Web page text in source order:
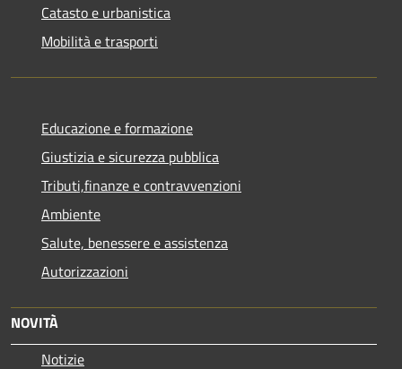
Catasto e urbanistica
Mobilità e trasporti
Educazione e formazione
Giustizia e sicurezza pubblica
Tributi,finanze e contravvenzioni
Ambiente
Salute, benessere e assistenza
Autorizzazioni
NOVITÀ
Notizie